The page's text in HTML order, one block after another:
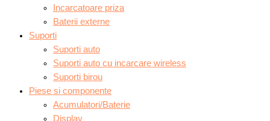
Incarcatoare priza
Baterii externe
Suporti
Suporti auto
Suporti auto cu incarcare wireless
Suporti birou
Piese si componente
Acumulatori/Baterie
Display